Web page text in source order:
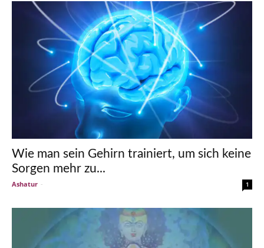
Wie man sein Gehirn trainiert, um sich keine
Sorgen mehr zu...
Ashatur - 1